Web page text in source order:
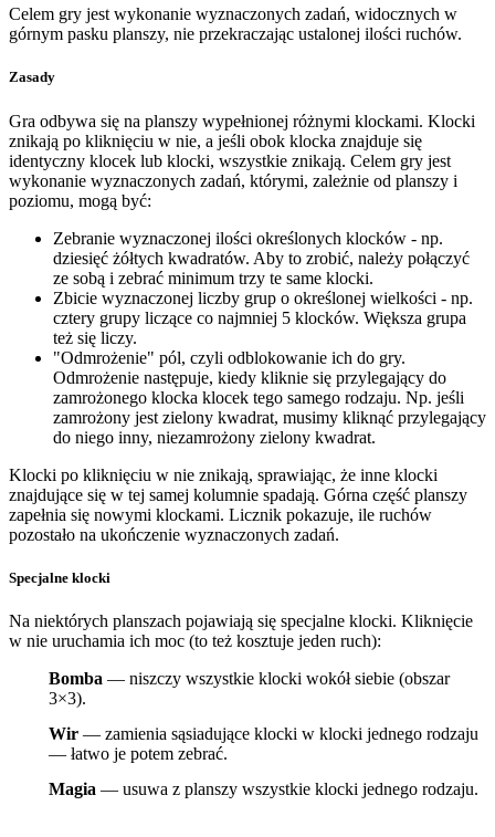
Celem gry jest wykonanie wyznaczonych zadań, widocznych w
górnym pasku planszy, nie przekraczając ustalonej ilości ruchów.
Zasady
Gra odbywa się na planszy wypełnionej różnymi klockami. Klocki
znikają po kliknięciu w nie, a jeśli obok klocka znajduje się
identyczny klocek lub klocki, wszystkie znikają. Celem gry jest
wykonanie wyznaczonych zadań, którymi, zależnie od planszy i
poziomu, mogą być:
Zebranie wyznaczonej ilości określonych klocków - np.
dziesięć żółtych kwadratów. Aby to zrobić, należy połączyć
ze sobą i zebrać minimum trzy te same klocki.
Zbicie wyznaczonej liczby grup o określonej wielkości - np.
cztery grupy liczące co najmniej 5 klocków. Większa grupa
też się liczy.
"Odmrożenie" pól, czyli odblokowanie ich do gry.
Odmrożenie następuje, kiedy kliknie się przylegający do
zamrożonego klocka klocek tego samego rodzaju. Np. jeśli
zamrożony jest zielony kwadrat, musimy kliknąć przylegający
do niego inny, niezamrożony zielony kwadrat.
Klocki po kliknięciu w nie znikają, sprawiając, że inne klocki
znajdujące się w tej samej kolumnie spadają. Górna część planszy
zapełnia się nowymi klockami. Licznik pokazuje, ile ruchów
pozostało na ukończenie wyznaczonych zadań.
Specjalne klocki
Na niektórych planszach pojawiają się specjalne klocki. Kliknięcie
w nie uruchamia ich moc (to też kosztuje jeden ruch):
Bomba — niszczy wszystkie klocki wokół siebie (obszar
3×3).
Wir — zamienia sąsiadujące klocki w klocki jednego rodzaju
— łatwo je potem zebrać.
Magia — usuwa z planszy wszystkie klocki jednego rodzaju.